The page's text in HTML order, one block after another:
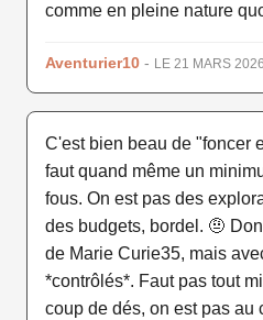
comme en pleine nature
Aventurier10 - LE 21 MARS 2026
C'est bien beau de "foncer
faut quand même un
fous. On est pas des
des budgets, bordel. 🤨
de Marie Curie35, mais
*contrôlés*. Faut pas tout
coup de dés, on est pas au